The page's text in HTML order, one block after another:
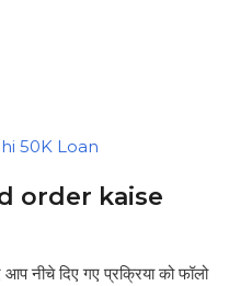
50K Loan
order kaise
नीचे दिए गए प्रक्रिया को फॉलो